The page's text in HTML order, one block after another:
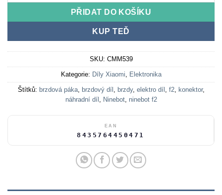
PŘIDAT DO KOŠÍKU
KUP TEĎ
SKU: CMM539
Kategorie: Díly Xiaomi, Elektronika
Štítků: brzdová páka, brzdový díl , brzdy, elektro díl , f2, konektor,
náhradní díl , Ninebot, ninebot f2
EAN
8435764450471